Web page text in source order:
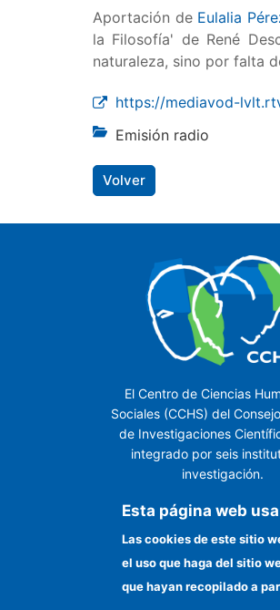
Aportación de Eulalia
la Filosofía' de René
naturaleza, sino por falta
https://mediavod-
Emisión radio
Volver
El Centro de Ciencias
Sociales (CCHS) del
de Investigaciones
integrado por seis
investigación.
Esta página web
Las cookies de este sitio
el uso que haga del sitio
que hayan recopilado a